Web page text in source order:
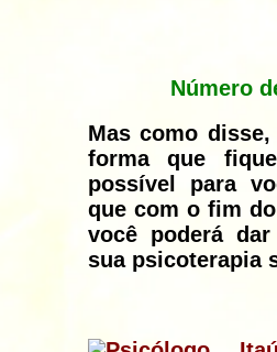
Número
Mas como
forma que
possível para
que com o fim
você poderá
sua psicoterapia